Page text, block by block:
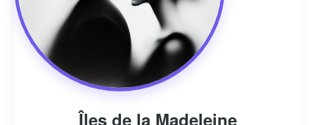
Îles de la Madeleine